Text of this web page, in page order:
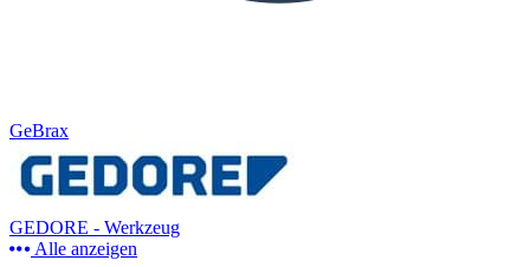
GeBrax
GEDORE - Werkzeug
Alle anzeigen